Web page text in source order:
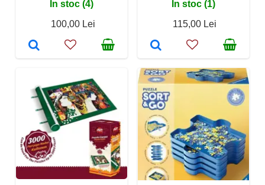
În stoc (4)
100,00 Lei
În stoc (1)
115,00 Lei